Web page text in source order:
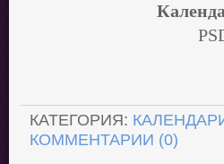
КАТЕГОРИЯ:
КОММЕНТАРИИ (0)